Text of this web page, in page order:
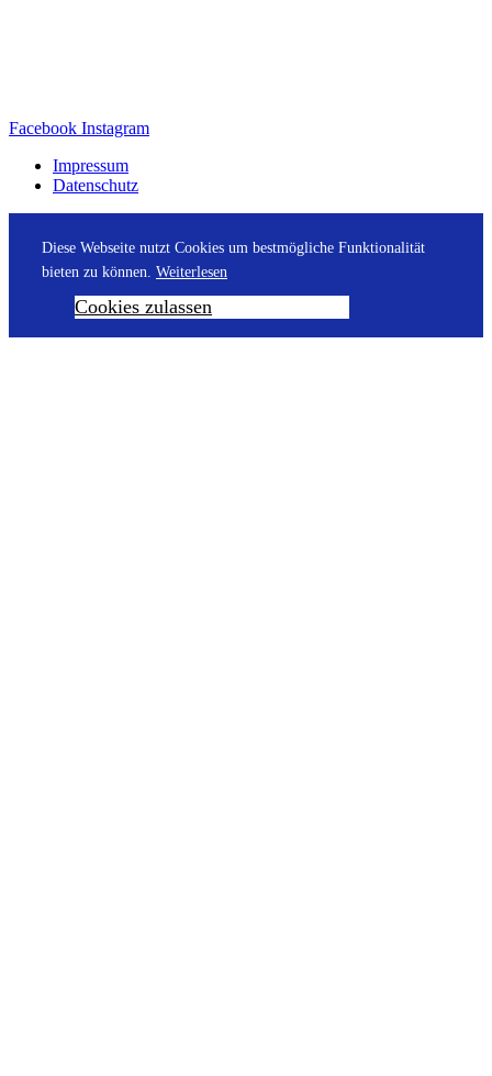
Facebook Instagram
Impressum
Datenschutz
Diese Webseite nutzt Cookies um bestmögliche Funktionalität
bieten zu können. Weiterlesen
Cookies zulassen